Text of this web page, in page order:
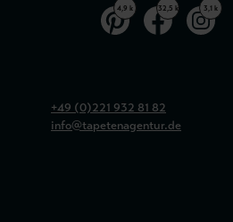
4,9 k 32,5 k 3,1 k
+49 (0)221 932 81 82
info@tapetenagentur.de